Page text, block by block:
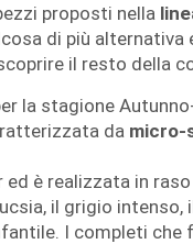
proposti nella
di più alternativa
il resto della
la stagione
da micro-
ed è realizzata in
il grigio intenso,
I completi che